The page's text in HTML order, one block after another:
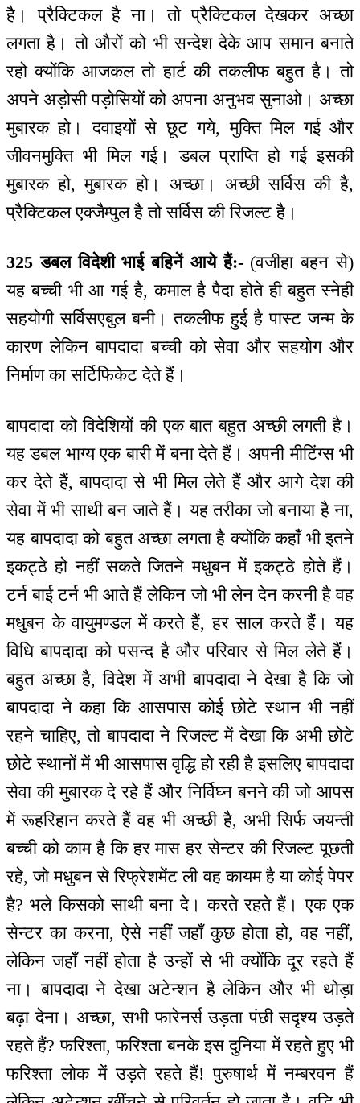
है। प्रैक्टिकल है ना। तो प्रैक्टिकल देखकर अच्छा
लगता है। तो औरों को भी सन्देश देके आप समान बनाते
रहो क्योंकि आजकल तो हार्ट की तकलीफ बहुत है। तो
अपने अड़ोसी पड़ोसियों को अपना अनुभव सुनाओ। अच्छा
मुबारक हो। दवाइयों से छूट गये, मुक्ति मिल गई और
जीवनमुक्ति भी मिल गई। डबल प्राप्ति हो गई इसकी
मुबारक हो, मुबारक हो। अच्छा। अच्छी सर्विस की है,
प्रैक्टिकल एक्जैम्पुल है तो सर्विस की रिजल्ट है।
325 डबल विदेशी भाई बहिनें आये हैं:-(वजीहा बहन से)
यह बच्ची भी आ गई है, कमाल है पैदा होते ही बहुत स्नेही
सहयोगी सर्विसएबुल बनी। तकलीफ हुई है पास्ट जन्म के
कारण लेकिन बापदादा बच्ची को सेवा और सहयोग और
निर्माण का सर्टिफिकेट देते हैं।
बापदादा को विदेशियों की एक बात बहुत अच्छी लगती है।
यह डबल भाग्य एक बारी में बना देते हैं। अपनी मीटिंग्स भी
कर देते हैं, बापदादा से भी मिल लेते हैं और आगे देश की
सेवा में भी साथी बन जाते हैं। यह तरीका जो बनाया है ना,
यह बापदादा को बहुत अच्छा लगता है क्योंकि कहाँ भी इतने
इकट्ठे हो नहीं सकते जितने मधुबन में इकट्ठे होते हैं।
टर्न बाई टर्न भी आते हैं लेकिन जो भी लेन देन करनी है वह
मधुबन के वायुमण्डल में करते हैं, हर साल करते हैं। यह
विधि बापदादा को पसन्द है और परिवार से मिल लेते हैं।
बहुत अच्छा है, विदेश में अभी बापदादा ने देखा है कि जो
बापदादा ने कहा कि आसपास कोई छोटे स्थान भी नहीं
रहने चाहिए, तो बापदादा ने रिजल्ट में देखा कि अभी छोटे
छोटे स्थानों में भी आसपास वृद्धि हो रही है इसलिए बापदादा
सेवा की मुबारक दे रहे हैं और निर्विघ्न बनने की जो आपस
में रूहरिहान करते हैं वह भी अच्छी है, अभी सिर्फ जयन्ती
बच्ची को काम है कि हर मास हर सेन्टर की रिजल्ट पूछती
रहे, जो मधुबन से रिफ्रेशमेंट ली वह कायम है या कोई पेपर
है? भले किसको साथी बना दे। करते रहते हैं। एक एक
सेन्टर का करना, ऐसे नहीं जहाँ कुछ होता हो, वह नहीं,
लेकिन जहाँ नहीं होता है उन्हों से भी क्योंकि दूर रहते हैं
ना। बापदादा ने देखा अटेन्शन है लेकिन और भी थोड़ा
बढ़ा देना। अच्छा, सभी फारेनर्स उड़ता पंछी सदृश्य उड़ते
रहते हैं? फरिश्ता, फरिश्ता बनके इस दुनिया में रहते हुए भी
फरिश्ता लोक में उड़ते रहते हैं! पुरुषार्थ में नम्बरवन हैं